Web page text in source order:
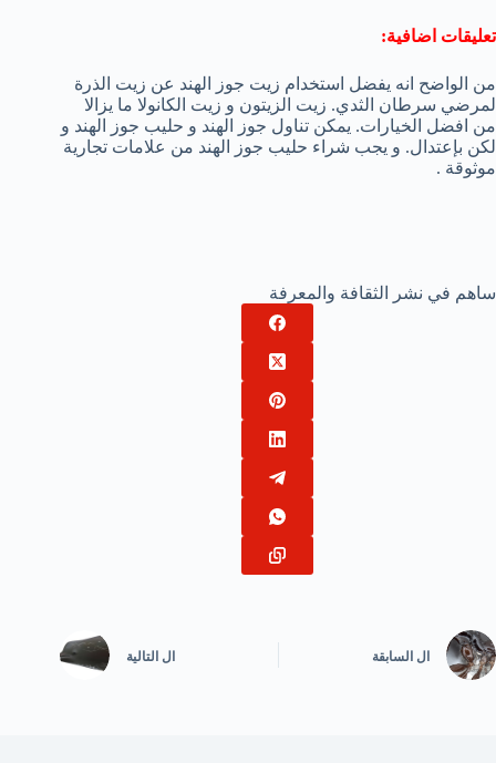
تعليقات اضافية:
من الواضح انه يفضل استخدام زيت جوز الهند عن زيت الذرة
لمرضي سرطان الثدي. زيت الزيتون و زيت الكانولا ما يزالا
من افضل الخيارات. يمكن تناول جوز الهند و حليب جوز الهند و
لكن بإعتدال. و يجب شراء حليب جوز الهند من علامات تجارية
موثوقة .
ساهم في نشر الثقافة والمعرفة
ال السابقة ال التالية